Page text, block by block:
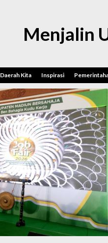
Menjalin
Daerah Kita Inspirasi